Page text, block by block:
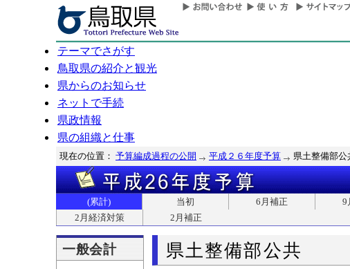
テーマでさがす
鳥取県の紹介と観光
県からのお知らせ
ネットで手続
県政情報
県の組織と仕事
現在の位置： 予算編成過程の公開 平成２６年度予算 県土整備部公
(累計) 当初 6月補正 9
2月経済対策
2月補正
一般会計 県土整備部公共